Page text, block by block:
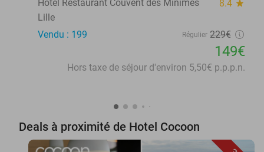
Hôtel Restaurant Couvent des Minimes
8.4 star
Lille
Vendu : 199
Régulier 229€
149€
Hors taxe de séjour d'environ 5,50€ p.p.p.n.
Deals à proximité de Hotel Cocoon